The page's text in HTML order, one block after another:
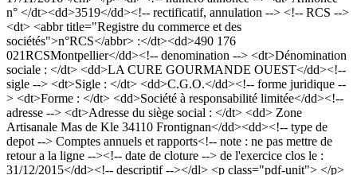
n° </dt><dd>3519</dd><!-- rectificatif, annulation --> <!-- RCS -->
<dt> <abbr title="Registre du commerce et des
sociétés">n°RCS</abbr> :</dt><dd>490 176
021RCSMontpellier</dd><!-- denomination --> <dt>Dénomination
sociale : </dt> <dd>LA CURE GOURMANDE OUEST</dd><!--
sigle --> <dt>Sigle : </dt> <dd>C.G.O.</dd><!-- forme juridique --
> <dt>Forme : </dt> <dd>Société à responsabilité limitée</dd><!--
adresse --> <dt>Adresse du siège social : </dt> <dd> Zone
Artisanale Mas de Kle 34110 Frontignan</dd><dd><!-- type de
depot --> Comptes annuels et rapports<!-- note : ne pas mettre de
retour a la ligne --><!-- date de cloture --> de l'exercice clos le :
31/12/2015</dd><!-- descriptif --></dl> <p class="pdf-unit"> </p>